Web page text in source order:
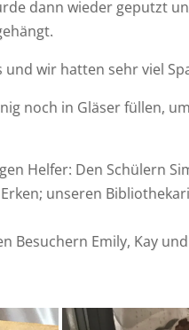
dann wie­der geputzt
und wir hat­ten sehr viel
noch in Glä­ser fül­len,
Hel­fer: Den Schü­lern
unse­ren
Besu­chern Emi­ly, Kay